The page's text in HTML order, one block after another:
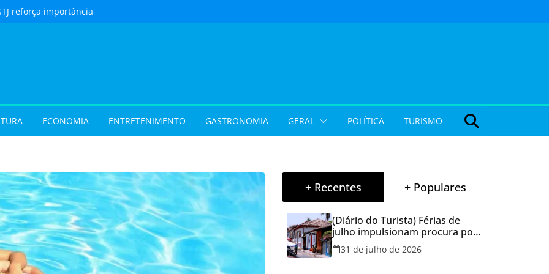
reforça importância
inéditas de
gratuitas no fim
Pais em Goiânia
ECONOMIA ENTRETENIMENTO GASTRONOMIA GERAL POLÍTICA TURISMO
+ Recentes + Populares
(Diário do Turista) Férias de
julho impulsionam procura por
hospedagem em Goiás e
reforçam cuidados na hora de
31 de julho de 2026